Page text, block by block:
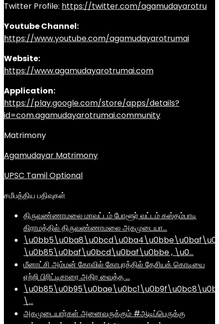
Twitter Profile: https://twitter.com/agamudayarotru
Youtube Channel:
https://www.youtube.com/agamudayarotrumai
Website:
https://www.agamudayarotrumai.com
Application:
https://play.google.com/store/apps/details?
id=com.agamudayarotrumai.community
Matrimony
Agamudayar Matrimony
UPSC Tamil Optional
சமீபத்திய பதிவுகள்
திருவண்ணாமலை மாவட்டம் போளூர் வட்டம் கஸ்தம்பாடி
கிராமத்தில் திருவண்ணாமலை அகமுடையா…
\u0b85\u0baf\u0bcd\u0baf\u0bbe , \u0…
மீனாட்சி அம்மன் கோவில் கோபுரத்தில் தேசியக் கொடியை
ஏற்றி பிரிட்டிசாரை அதிர வைத்த …
\…
அகமுடையார்கள் அனைவருக்கும் #ஆடிப்பெருக்கு